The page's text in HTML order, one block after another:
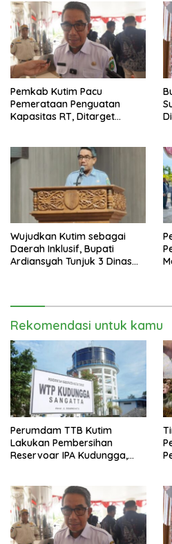
Pemkab Kutim Pacu
Pemerataan Penguatan
Kapasitas RT, Ditarget
Wujudkan Kutim sebagai
Daerah Inklusif, Bupati
Ardiansyah Tunjuk 3 Dinas
Rekomendasi untuk kamu
Perumdam TTB Kutim
Lakukan Pembersihan
Reservoar IPA Kudungga,